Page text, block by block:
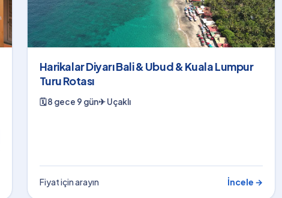
Harikalar Diyarı Bali & Ubud & Kuala Lumpur
Turu Rotası
🗓8 gece 9 gün✈Uçaklı
Fiyat için arayın İncele →